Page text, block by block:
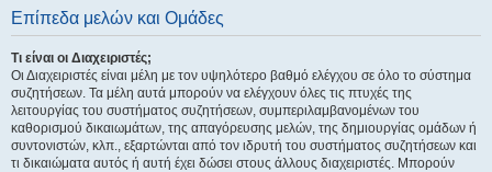
Επίπεδα μελών και Ομάδες
Τι είναι οι Διαχειριστές;
Οι Διαχειριστές είναι μέλη με τον υψηλότερο βαθμό ελέγχου σε όλο το σύστημα
συζητήσεων. Τα μέλη αυτά μπορούν να ελέγχουν όλες τις πτυχές της
λειτουργίας του συστήματος συζητήσεων, συμπεριλαμβανομένων του
καθορισμού δικαιωμάτων, της απαγόρευσης μελών, της δημιουργίας ομάδων ή
συντονιστών, κλπ., εξαρτώνται από τον ιδρυτή του συστήματος συζητήσεων και
τι δικαιώματα αυτός ή αυτή έχει δώσει στους άλλους διαχειριστές. Μπορούν